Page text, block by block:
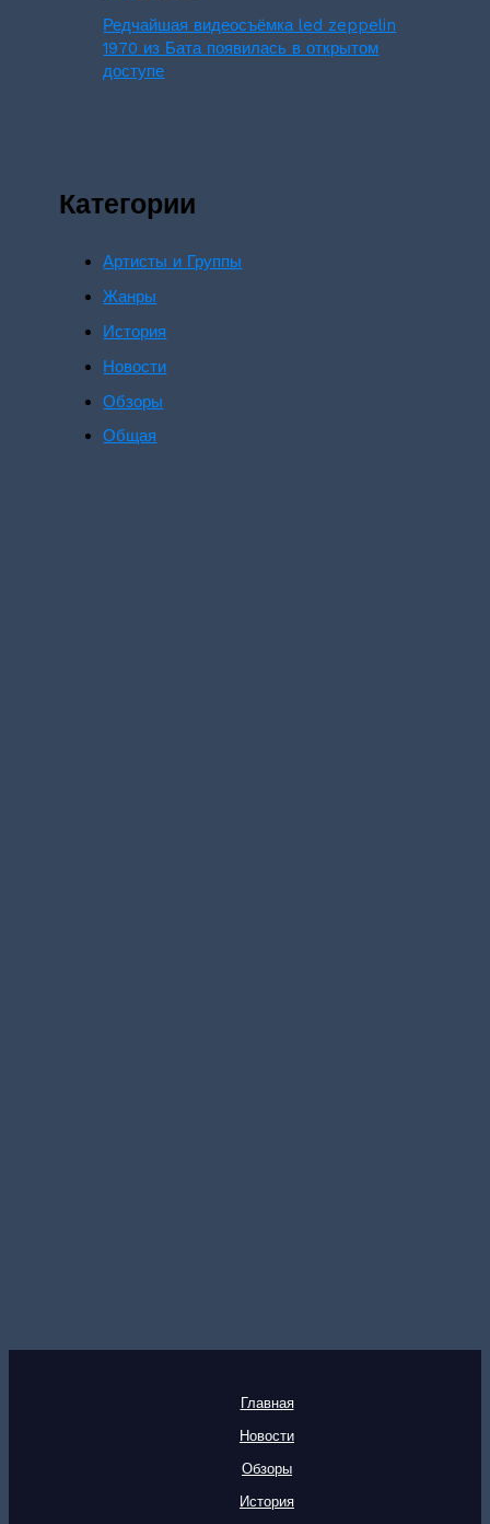
Редчайшая видеосъёмка led zeppelin
1970 из Бата появилась в открытом
доступе
Категории
Артисты и Группы
Жанры
История
Новости
Обзоры
Общая
Главная
Новости
Обзоры
История